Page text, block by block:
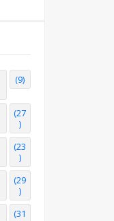
(9)
(27
)
(23
)
(29
)
(31